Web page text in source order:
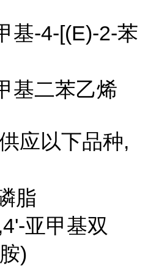
基-4-[(E)-2-苯
基二苯乙烯
应以下品种,
脂
亚甲基双
)